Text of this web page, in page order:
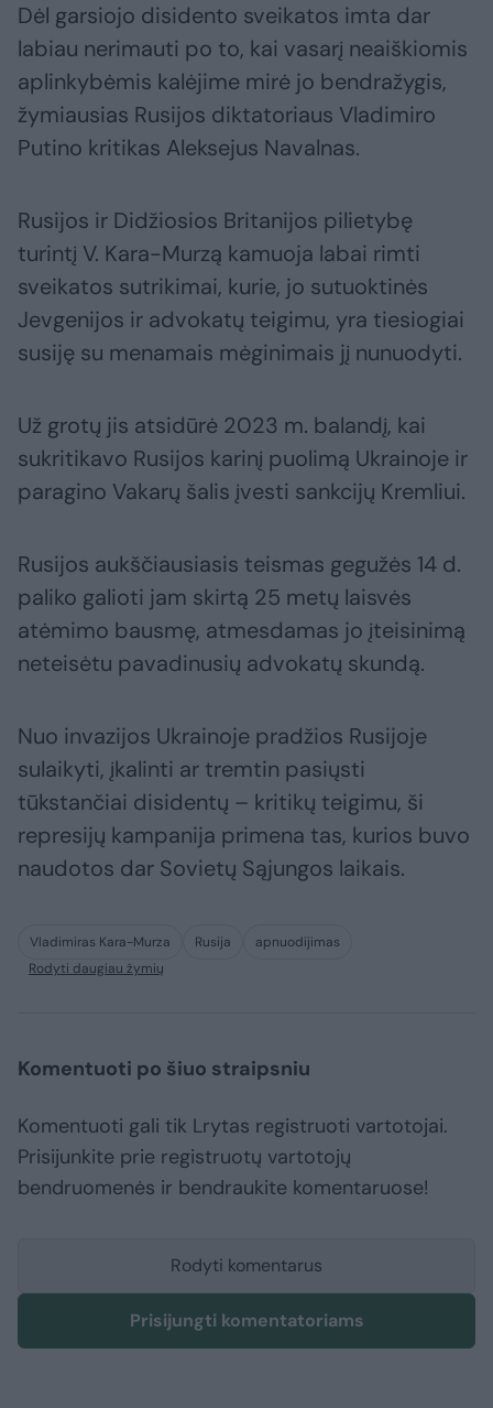
Dėl garsiojo disidento sveikatos imta dar
labiau nerimauti po to, kai vasarį neaiškiomis
aplinkybėmis kalėjime mirė jo bendražygis,
žymiausias Rusijos diktatoriaus Vladimiro
Putino kritikas Aleksejus Navalnas.
Rusijos ir Didžiosios Britanijos pilietybę
turintį V. Kara-Murzą kamuoja labai rimti
sveikatos sutrikimai, kurie, jo sutuoktinės
Jevgenijos ir advokatų teigimu, yra tiesiogiai
susiję su menamais mėginimais jį nunuodyti.
Už grotų jis atsidūrė 2023 m. balandį, kai
sukritikavo Rusijos karinį puolimą Ukrainoje ir
paragino Vakarų šalis įvesti sankcijų Kremliui.
Rusijos aukščiausiasis teismas gegužės 14 d.
paliko galioti jam skirtą 25 metų laisvės
atėmimo bausmę, atmesdamas jo įteisinimą
neteisėtu pavadinusių advokatų skundą.
Nuo invazijos Ukrainoje pradžios Rusijoje
sulaikyti, įkalinti ar tremtin pasiųsti
tūkstančiai disidentų – kritikų teigimu, ši
represijų kampanija primena tas, kurios buvo
naudotos dar Sovietų Sąjungos laikais.
Vladimiras Kara-Murza Rusija
apnuodijimas
Rodyti daugiau žymių
Komentuoti po šiuo straipsniu
Komentuoti gali tik Lrytas registruoti vartotojai.
Prisijunkite prie registruotų vartotojų
bendruomenės ir bendraukite komentaruose!
Rodyti komentarus
Prisijungti komentatoriams